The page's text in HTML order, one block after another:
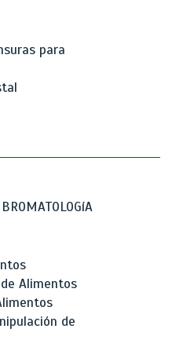
para
Alimentos
de